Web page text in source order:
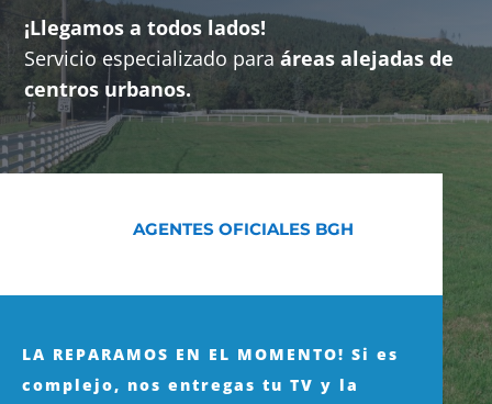
¡Llegamos a todos lados!
Servicio especializado para áreas alejadas de
centros urbanos.
AGENTES OFICIALES BGH
LA REPARAMOS EN EL MOMENTO! Si es
complejo, nos entregas tu TV y la